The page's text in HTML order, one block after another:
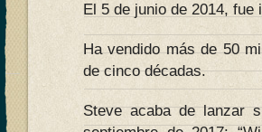
El 5 de junio de 2014,
Ha vendido más de 50
de cinco décadas.
Steve acaba de lanzar